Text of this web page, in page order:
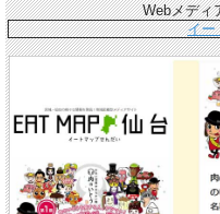
Webメディ
イー